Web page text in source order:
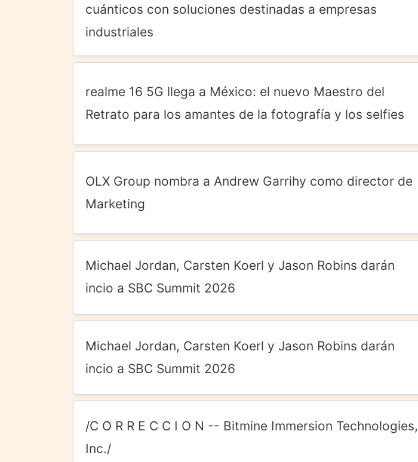
cuánticos con soluciones destinadas a empresas
industriales
realme 16 5G llega a México: el nuevo Maestro del
Retrato para los amantes de la fotografía y los selfies
OLX Group nombra a Andrew Garrihy como director de
Marketing
Michael Jordan, Carsten Koerl y Jason Robins darán
incio a SBC Summit 2026
Michael Jordan, Carsten Koerl y Jason Robins darán
incio a SBC Summit 2026
/C O R R E C C I O N -- Bitmine Immersion Technologies,
Inc./